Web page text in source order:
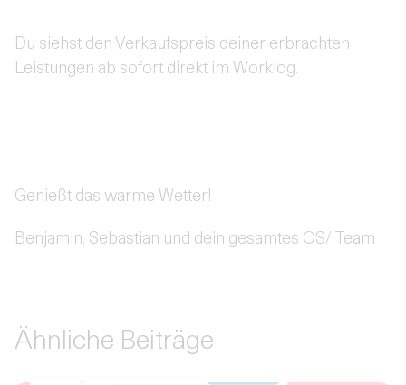
Du siehst den Verkaufspreis deiner erbrachten
Leistungen ab sofort direkt im Worklog.
Genießt das warme Wetter!
Benjamin, Sebastian und dein gesamtes OS/ Team
Ähnliche Beiträge